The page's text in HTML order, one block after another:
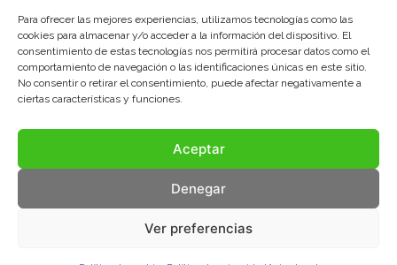
Para ofrecer las mejores experiencias, utilizamos tecnologías como las
cookies para almacenar y/o acceder a la información del dispositivo. El
consentimiento de estas tecnologías nos permitirá procesar datos como el
comportamiento de navegación o las identificaciones únicas en este sitio.
No consentir o retirar el consentimiento, puede afectar negativamente a
ciertas características y funciones.
Aceptar
Denegar
Ver preferencias